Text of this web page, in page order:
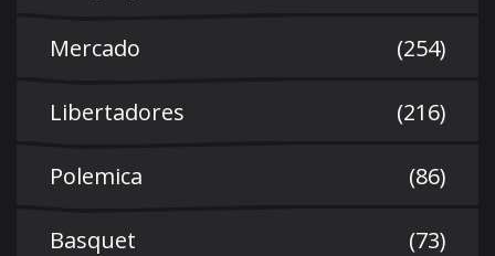
Mercado (254)
Libertadores (216)
Polemica (86)
Basquet (73)